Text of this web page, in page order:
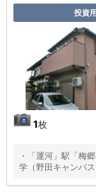
投資
1枚
・「運河」駅「梅
学（野田キャンパ